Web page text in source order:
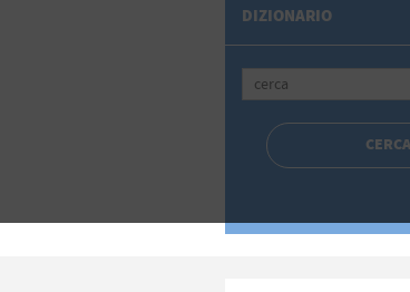
DIZIONARIO